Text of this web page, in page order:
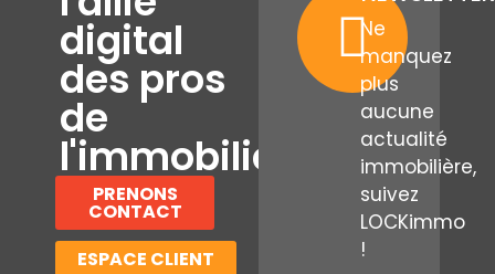
digital
des pros
de
l'immobilier
PRENONS
CONTACT
ESPACE CLIENT
Ne
manquez
plus
aucune
actualité
immobilière,
suivez
LOCKimmo
!